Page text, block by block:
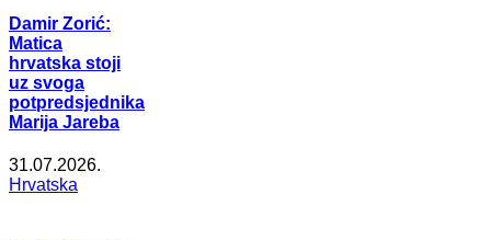
Damir Zorić:
Matica
hrvatska stoji
uz svoga
potpredsjednika
Marija Jareba
31.07.2026.
Hrvatska